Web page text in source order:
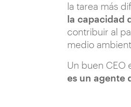
la tarea más
la capacidad
contribuir al
medio
Un buen CEO
es un agente